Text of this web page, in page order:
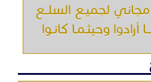
لجميـع السلــع
أرادوا وحيثـمـا كانـوا